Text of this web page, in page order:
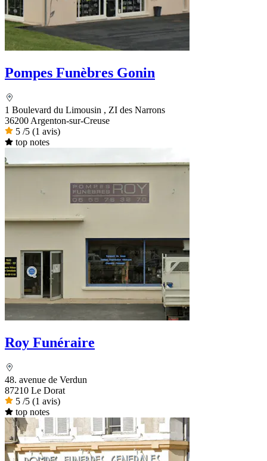
Pompes Funèbres Gonin
1 Boulevard du Limousin , ZI des Narrons
36200 Argenton-sur-Creuse
5 /5 (1 avis)
top notes
Roy Funéraire
48. avenue de Verdun
87210 Le Dorat
5 /5 (1 avis)
top notes